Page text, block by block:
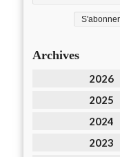
Archives
2026
2025
2024
2023